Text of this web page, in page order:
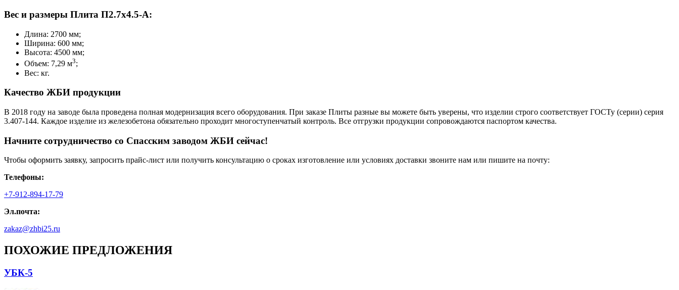
Вес и размеры Плита П2.7х4.5-А:
Длина: 2700 мм;
Ширина: 600 мм;
Высота: 4500 мм;
Объем: 7,29 м3;
Вес: кг.
Качество ЖБИ продукции
В 2018 году на заводе была проведена полная модернизация всего оборудования. При заказе Плиты разные вы можете быть уверены, что изделии строго соответствует ГОСТу (серии) серия
3.407-144. Каждое изделие из железобетона обязательно проходит многоступенчатый контроль. Все отгрузки продукции сопровождаются паспортом качества.
Начните сотрудничество со Cпасским заводом ЖБИ сейчас!
Чтобы оформить заявку, запросить прайс-лист или получить консультацию о сроках изготовление или условиях доставки звоните нам или пишите на почту:
Телефоны:
+7-912-894-17-79
Эл.почта:
zakaz@zhbi25.ru
ПОХОЖИЕ ПРЕДЛОЖЕНИЯ
УБК-5